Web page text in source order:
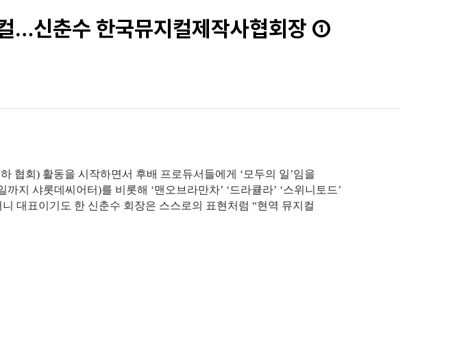
…신춘수 한국뮤지컬제작사협회장 ①
협회) 활동을 시작하면서 후배 프로듀서들에게 ‘모두의 일’임을
지 샤롯데씨어터)를 비롯해 ‘맨오브라만차’ ‘드라큘라’ ‘스위니토드’
대표이기도 한 신춘수 회장은 스스로의 표현처럼 “현역 뮤지컬